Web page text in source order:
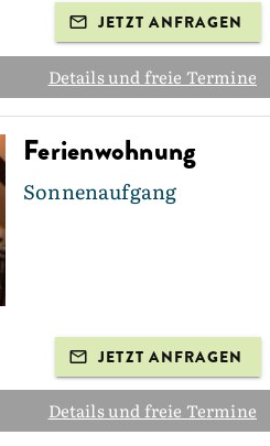
JETZT ANFRAGEN
Details und freie Termine
Ferienwohnung
Sonnenaufgang
JETZT ANFRAGEN
Details und freie Termine